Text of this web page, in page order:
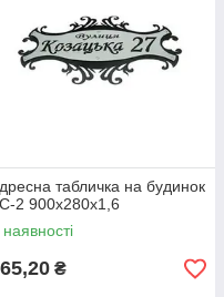
табличка на будинок
2 900х280х1,6
₴